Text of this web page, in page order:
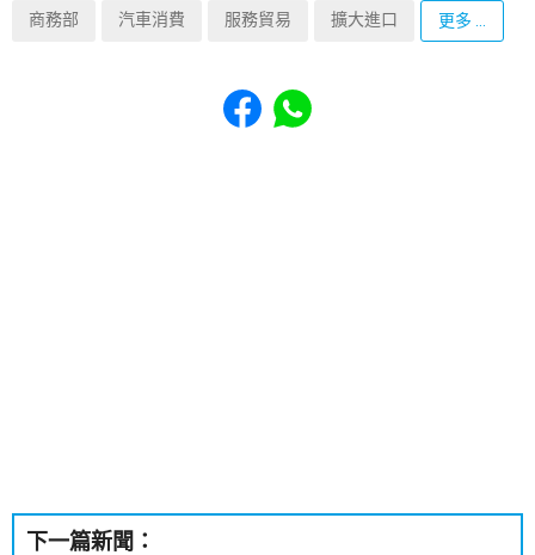
商務部 汽車消費 服務貿易 擴大進口 更多 ...
Share to Facebook
Share to WhatsApp
下一篇新聞：